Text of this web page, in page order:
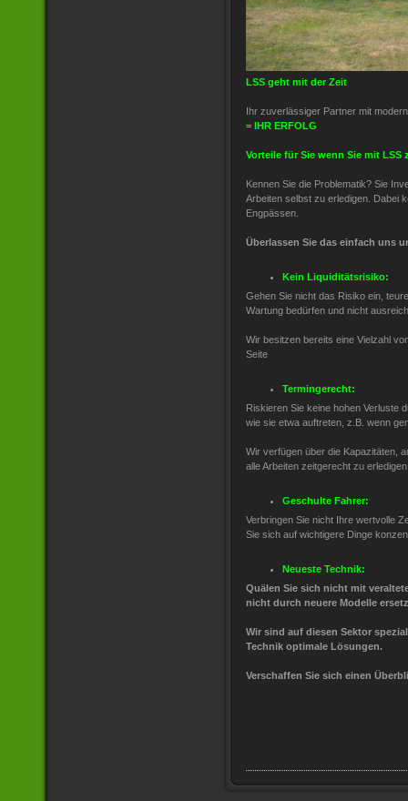
LSS geht mit der Zeit
Ihr zuverlässiger Partner mit
= IHR ERFOLG
Vorteile für Sie wenn Sie mit LSS
Kennen Sie die Problematik? Sie
Arbeiten selbst zu erledigen. Dabei
Engpässen.
Überlassen Sie das einfach uns
Kein Liquiditätsrisiko:
Gehen Sie nicht das Risiko ein,
Wartung bedürfen und nicht
Wir besitzen bereits eine Vielzahl
Seite
Termingerecht:
Riskieren Sie keine hohen Verluste
wie sie etwa auftreten, z.B. wenn
Wir verfügen über die Kapazitäten,
alle Arbeiten zeitgerecht zu
Geschulte Fahrer:
Verbringen Sie nicht Ihre wertvolle
Sie sich auf wichtigere Dinge
Neueste Technik:
Quälen Sie sich nicht mit
nicht durch neuere Modelle
Wir sind auf diesen Sektor
Technik optimale Lösungen.
Verschaffen Sie sich einen